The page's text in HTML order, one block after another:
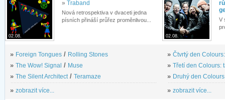
02.08.
» Traband
Nová retrospektiva v dvaceti jedna
písních přináší průřez proměnlivou...
» Foreign Tongues / Rolling Stones
» The Wow! Signal / Muse
» The Silent Architect / Teramaze
» zobrazit více...
02.08.
V
» Čtvrtý den
» Třetí den Colours:
» Druhý den
» zobrazit více...